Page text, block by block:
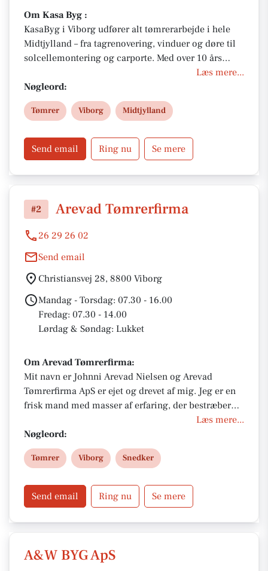
Om Kasa Byg :
KasaByg i Viborg udfører alt tømrerarbejde i hele
Midtjylland – fra tagrenovering, vinduer og døre til
solcellemontering og carporte. Med over 10 års
erfaring leverer tømrermester Kasper Sandberg
professionelt håndværk og personlig rådgivning til
både private og erhverv. Kontakt KasaByg for et
gratis og uforpligtende tilbud.
Læs mere...
Nøgleord:
Tømrer Viborg Midtjylland
Send email Ring nu Se mere
#2 Arevad Tømrerfirma
26 29 26 02
Send email
Christiansvej 28, 8800 Viborg
Mandag - Torsdag: 07.30 - 16.00
Fredag: 07.30 - 14.00
Lørdag & Søndag: Lukket
Om Arevad Tømrerfirma:
Mit navn er Johnni Arevad Nielsen og Arevad
Tømrerfirma ApS er ejet og drevet af mig. Jeg er en
frisk mand med masser af erfaring, der bestræber
mig efter at yde den bedst mulige service til mine
kunder. Jeg tilbyder løsninger skræddersyet til netop
dit behov og dine ønsker. Alt arbejde udføres med
stor faglig stolthed, så både kunden og jeg selv kan
Læs mere...
Nøgleord:
Tømrer Viborg Snedker
Send email Ring nu Se mere
A&W BYG ApS